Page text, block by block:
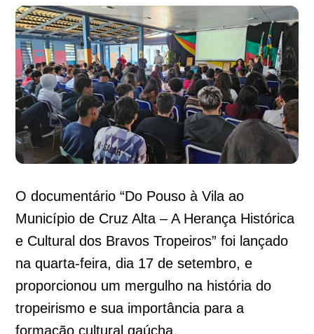
O documentário “Do Pouso à Vila ao
Município de Cruz Alta – A Herança Histórica
e Cultural dos Bravos Tropeiros” foi lançado
na quarta-feira, dia 17 de setembro, e
proporcionou um mergulho na história do
tropeirismo e sua importância para a
formação cultural gaúcha.